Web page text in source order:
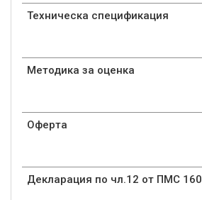
Техническа спецификация
Методика за оценка
Оферта
Декларация по чл.12 от ПМС 160